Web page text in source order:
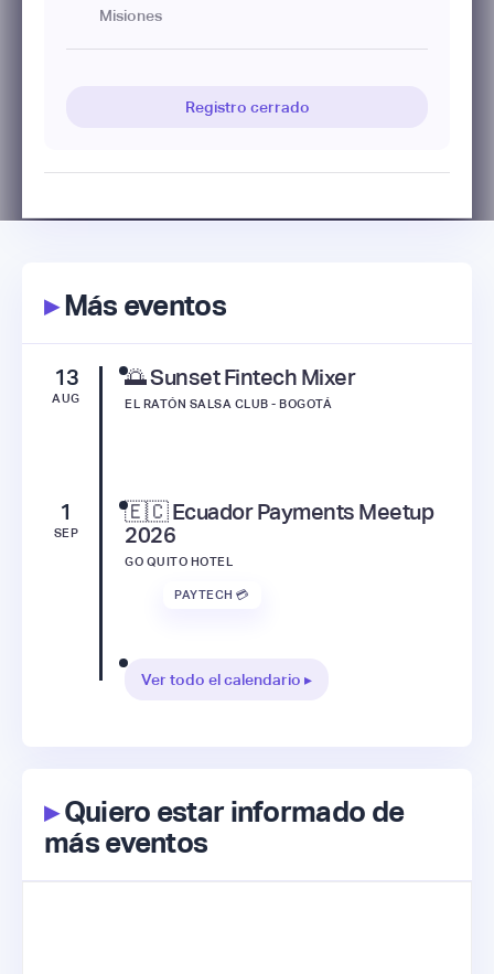
Misiones
Registro cerrado
▸Más eventos
13
AUG
🌅 Sunset Fintech Mixer
EL RATÓN SALSA CLUB - BOGOTÁ
1
SEP
🇪🇨 Ecuador Payments Meetup
2026
GO QUITO HOTEL
PAYTECH 💳
Ver todo el calendario ▸
▸Quiero estar informado de
más eventos